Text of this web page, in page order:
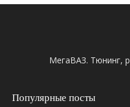
МегаВАЗ. Тюнинг,
Популярные посты